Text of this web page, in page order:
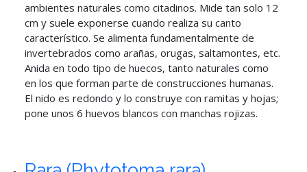
ambientes naturales como citadinos. Mide tan solo 12
cm y suele exponerse cuando realiza su canto
característico. Se alimenta fundamentalmente de
invertebrados como arañas, orugas, saltamontes, etc.
Anida en todo tipo de huecos, tanto naturales como
en los que forman parte de construcciones humanas.
El nido es redondo y lo construye con ramitas y hojas;
pone unos 6 huevos blancos con manchas rojizas.